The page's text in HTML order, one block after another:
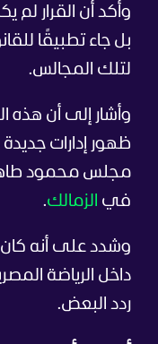
وأكد أن القرار
بل جاء تطبيقًا
لتلك المجالس.
وأشار إلى أن
ظهور إدارات
مجلس محمود
في الزمالك.
وشدد على أنه
داخل الرياضة
ردد البعض.